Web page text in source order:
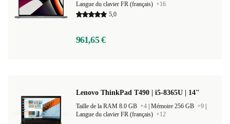
Langue du clavier FR (français) +16
5,0
961,65 €
Lenovo ThinkPad T490 | i5-8365U | 14"
Taille de la RAM 8.0 GB +4 Mémoire 256 GB +9
Langue du clavier FR (français) +12